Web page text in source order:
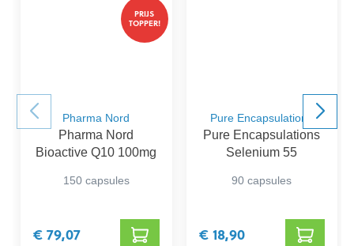
PRIJS
TOPPER!
Pharma Nord
Pharma Nord
Bioactive Q10 100mg
150 capsules
€ 79,07
Pure Encapsulations
Pure Encapsulations
Selenium 55
90 capsules
€ 18,90